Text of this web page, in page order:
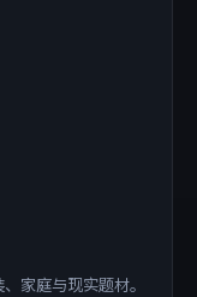
家庭与现实题材。